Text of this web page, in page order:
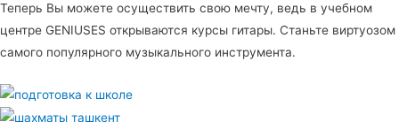
Теперь Вы можете осуществить свою мечту, ведь в учебном
центре GENIUSES открываются курсы гитары. Станьте виртуозом
самого популярного музыкального инструмента.